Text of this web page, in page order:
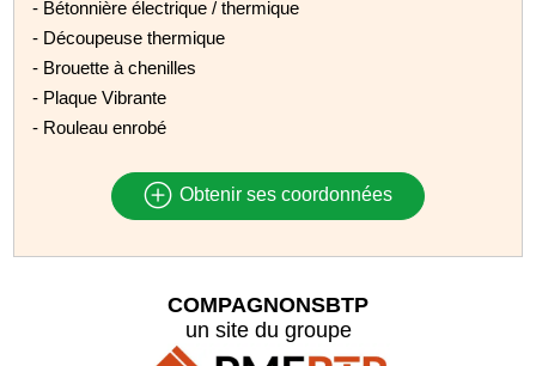
- Bétonnière électrique / thermique
- Découpeuse thermique
- Brouette à chenilles
- Plaque Vibrante
- Rouleau enrobé
Obtenir ses coordonnées
COMPAGNONSBTP
un site du groupe